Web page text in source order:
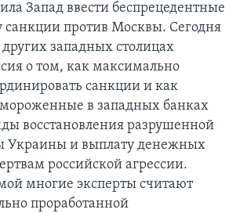
Запад ввести беспрецедентные
санкции против Москвы. Сегодня
западных столицах
о том, как максимально
санкции и как
в западных банках
восстановления разрушенной
Украины и выплату денежных
российской агрессии.
многие эксперты считают
проработанной